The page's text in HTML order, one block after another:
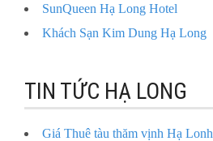
SunQueen Hạ Long Hotel
Khách Sạn Kim Dung Hạ Long
TIN TỨC HẠ LONG
Giá Thuê tàu thăm vịnh Hạ Lonh